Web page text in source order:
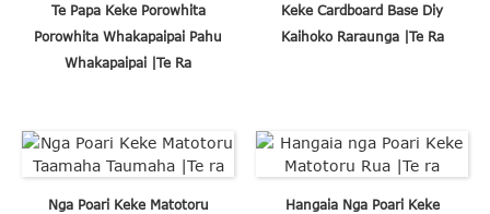
Te Papa Keke Porowhita
Porowhita Whakapaipai Pahu
Whakapaipai |Te Ra
Keke Cardboard Base Diy
Kaihoko Raraunga |Te Ra
Nga Poari Keke Matotoru
Hangaia Nga Poari Keke